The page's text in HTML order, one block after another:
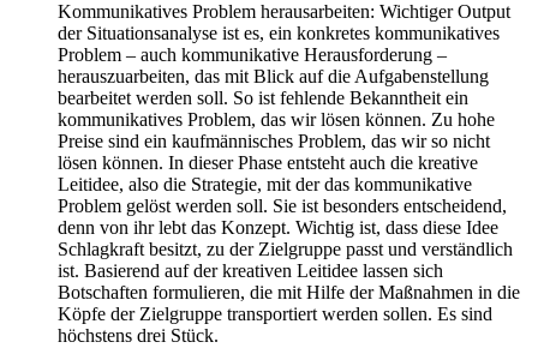
Kommunikatives Problem herausarbeiten: Wichtiger Output
der Situationsanalyse ist es, ein konkretes kommunikatives
Problem – auch kommunikative Herausforderung –
herauszuarbeiten, das mit Blick auf die Aufgabenstellung
bearbeitet werden soll. So ist fehlende Bekanntheit ein
kommunikatives Problem, das wir lösen können. Zu hohe
Preise sind ein kaufmännisches Problem, das wir so nicht
lösen können. In dieser Phase entsteht auch die kreative
Leitidee, also die Strategie, mit der das kommunikative
Problem gelöst werden soll. Sie ist besonders entscheidend,
denn von ihr lebt das Konzept. Wichtig ist, dass diese Idee
Schlagkraft besitzt, zu der Zielgruppe passt und verständlich
ist. Basierend auf der kreativen Leitidee lassen sich
Botschaften formulieren, die mit Hilfe der Maßnahmen in die
Köpfe der Zielgruppe transportiert werden sollen. Es sind
höchstens drei Stück.